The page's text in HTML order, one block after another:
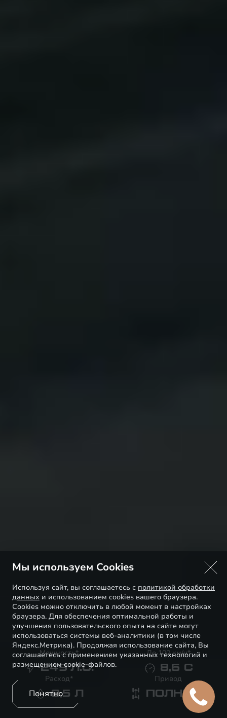
Мощность*
249 Л.С.
До 100 км/ч*
8,6 С
Расход*
8,5 Л
Привод
ПОЛНЫЙ
Мы используем Cookies
Используя сайт, вы соглашаетесь с политикой обработки
данных и использованием cookies вашего браузера.
Cookies можно отключить в любой момент в настройках
браузера. Для обеспечения оптимальной работы и
улучшения пользовательского опыта на сайте могут
использоваться системы веб-аналитики (в том числе
Яндекс.Метрика). Продолжая использование сайта, Вы
соглашаетесь с применением указанных технологий и
размещением cookie-файлов.
Понятно